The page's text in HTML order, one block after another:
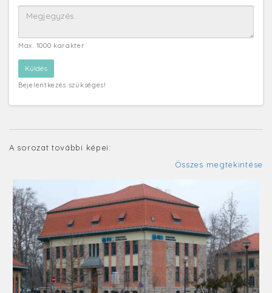
Max. 1000 karakter
Bejelentkezés szükséges!
A sorozat további képei:
Összes megtekintése